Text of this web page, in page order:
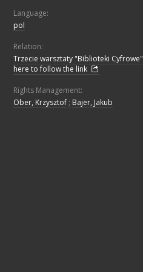
Language:
pol
Relation:
Trzecie warsztaty "Biblioteki Cyfrowe"
here to follow the link
Rights Management:
Ober, Krzysztof ; Bajer, Jakub